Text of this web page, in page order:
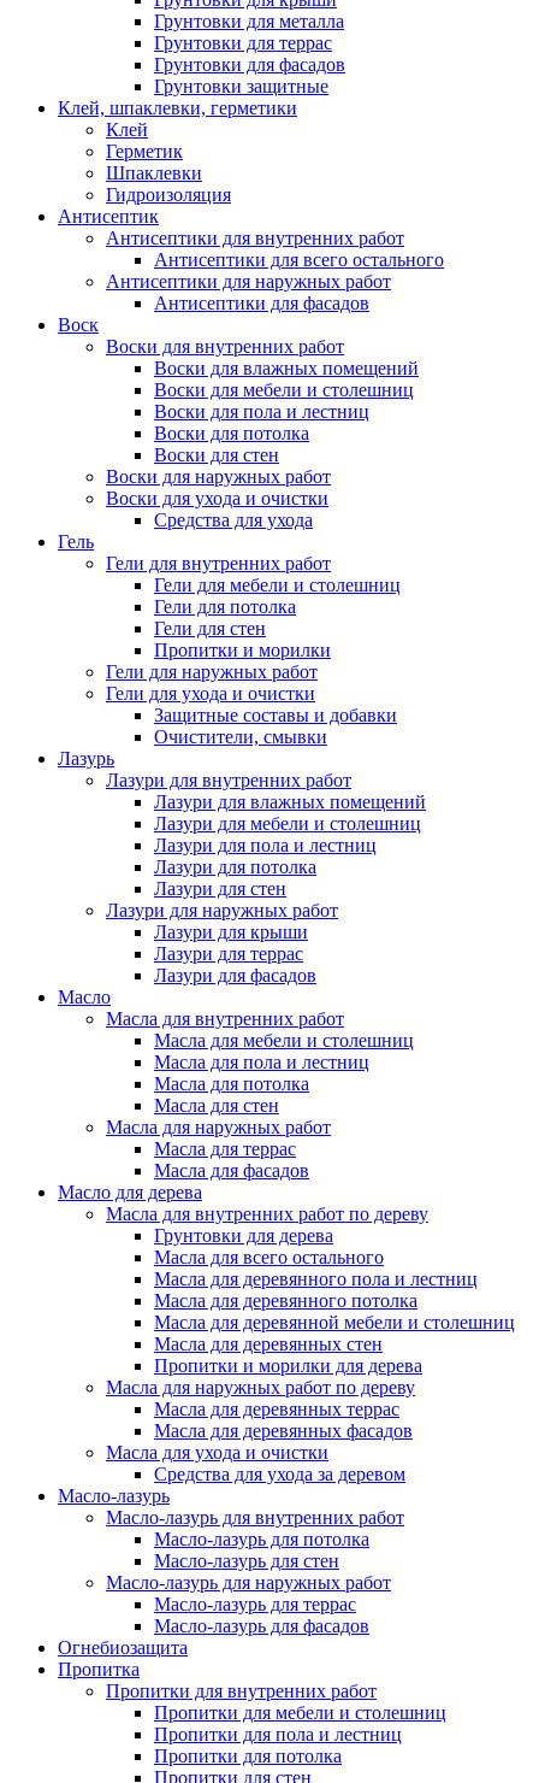
Грунтовки для металла
Грунтовки для террас
Грунтовки для фасадов
Грунтовки защитные
Клей, шпаклевки, герметики
Клей
Герметик
Шпаклевки
Гидроизоляция
Антисептик
Антисептики для внутренних работ
Антисептики для всего остального
Антисептики для наружных работ
Антисептики для фасадов
Воск
Воски для внутренних работ
Воски для влажных помещений
Воски для мебели и столешниц
Воски для пола и лестниц
Воски для потолка
Воски для стен
Воски для наружных работ
Воски для ухода и очистки
Средства для ухода
Гель
Гели для внутренних работ
Гели для мебели и столешниц
Гели для потолка
Гели для стен
Пропитки и морилки
Гели для наружных работ
Гели для ухода и очистки
Защитные составы и добавки
Очистители, смывки
Лазурь
Лазури для внутренних работ
Лазури для влажных помещений
Лазури для мебели и столешниц
Лазури для пола и лестниц
Лазури для потолка
Лазури для стен
Лазури для наружных работ
Лазури для крыши
Лазури для террас
Лазури для фасадов
Масло
Масла для внутренних работ
Масла для мебели и столешниц
Масла для пола и лестниц
Масла для потолка
Масла для стен
Масла для наружных работ
Масла для террас
Масла для фасадов
Масло для дерева
Масла для внутренних работ по дереву
Грунтовки для дерева
Масла для всего остального
Масла для деревянного пола и лестниц
Масла для деревянного потолка
Масла для деревянной мебели и столешниц
Масла для деревянных стен
Пропитки и морилки для дерева
Масла для наружных работ по дереву
Масла для деревянных террас
Масла для деревянных фасадов
Масла для ухода и очистки
Средства для ухода за деревом
Масло-лазурь
Масло-лазурь для внутренних работ
Масло-лазурь для потолка
Масло-лазурь для стен
Масло-лазурь для наружных работ
Масло-лазурь для террас
Масло-лазурь для фасадов
Огнебиозащита
Пропитка
Пропитки для внутренних работ
Пропитки для мебели и столешниц
Пропитки для пола и лестниц
Пропитки для потолка
Пропитки для стен